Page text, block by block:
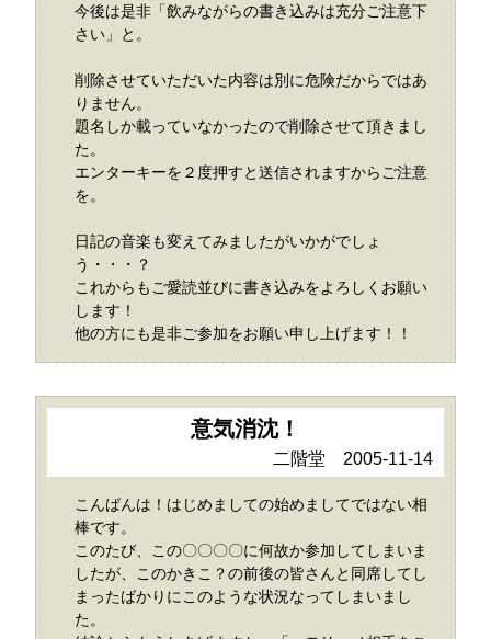
今後は是非「飲みながらの書き込みは充分ご注意下
さい」と。
削除させていただいた内容は別に危険だからではあ
りません。
題名しか載っていなかったので削除させて頂きまし
た。
エンターキーを２度押すと送信されますからご注意
を。
日記の音楽も変えてみましたがいかがでしょ
う・・・？
これからもご愛読並びに書き込みをよろしくお願い
します！
他の方にも是非ご参加をお願い申し上げます！！
意気消沈！
二階堂 2005-11-14
こんばんは！はじめましての始めましてではない相
棒です。
このたび、この〇〇〇〇に何故か参加してしまいま
したが、このかきこ？の前後の皆さんと同席してし
まったばかりにこのような状況なってしまいまし
た。